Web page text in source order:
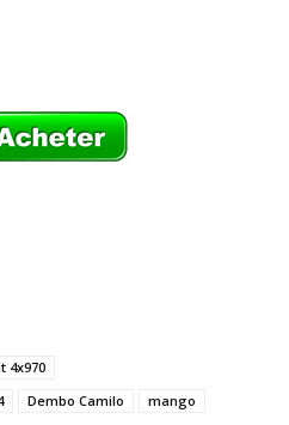
4x970
Dembo Camilo
mango